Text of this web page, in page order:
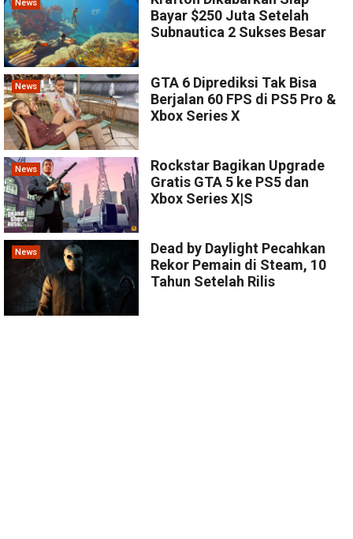
News
Bayar $250 Juta Setelah
Subnautica 2 Sukses Besar
News
GTA 6 Diprediksi Tak Bisa
Berjalan 60 FPS di PS5 Pro &
Xbox Series X
News
Rockstar Bagikan Upgrade
Gratis GTA 5 ke PS5 dan
Xbox Series X|S
News
Dead by Daylight Pecahkan
Rekor Pemain di Steam, 10
Tahun Setelah Rilis